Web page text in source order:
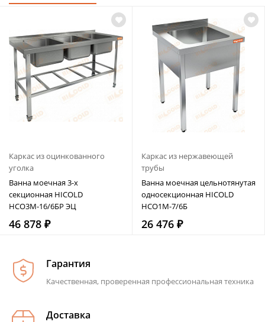
Каркас из оцинкованного
уголка
Ванна моечная 3-х
секционная HICOLD
НСО3М-16/6БР ЭЦ
46 878 ₽
Каркас из нержавеющей
трубы
Ванна моечная цельнотянутая
односекционная HICOLD
НСО1М-7/6Б
26 476 ₽
Гарантия
Качественная, проверенная профессиональная техника
Доставка